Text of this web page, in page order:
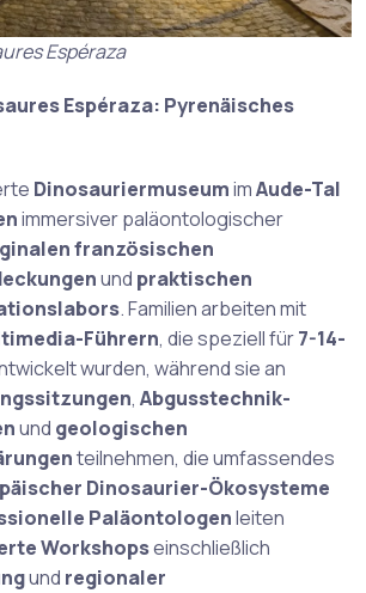
Espéraza
Espéraza: Pyrenäisches
DinosauriermuseumimAude-Tal
immersiver paläontologischer
französischen
und praktischen
. Familien arbeiten mit
Führern, die speziell für7-14-
wurden, während sie an
, Abgusstechnik-
und geologischen
teilnehmen, die umfassendes
Dinosaurier-Ökosysteme
Paläontologenleiten
Workshopseinschließlich
und regionaler